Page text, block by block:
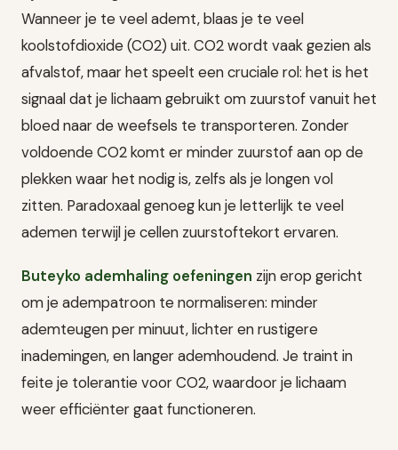
Wanneer je te veel ademt, blaas je te veel
koolstofdioxide (CO2) uit. CO2 wordt vaak gezien als
afvalstof, maar het speelt een cruciale rol: het is het
signaal dat je lichaam gebruikt om zuurstof vanuit het
bloed naar de weefsels te transporteren. Zonder
voldoende CO2 komt er minder zuurstof aan op de
plekken waar het nodig is, zelfs als je longen vol
zitten. Paradoxaal genoeg kun je letterlijk te veel
ademen terwijl je cellen zuurstoftekort ervaren.
Buteyko ademhaling oefeningen zijn erop gericht
om je adempatroon te normaliseren: minder
ademteugen per minuut, lichter en rustigere
inademingen, en langer ademhoudend. Je traint in
feite je tolerantie voor CO2, waardoor je lichaam
weer efficiënter gaat functioneren.